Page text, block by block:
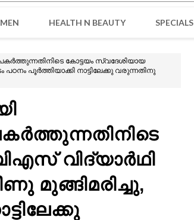
HEALTH N BEAUTY SPECIALS
കോട്ടയം സ്വദേശിയായ
പൂർത്തിയാക്കി നാട്ടിലേക്കു വരുന്നതിനു
വിദ്യാർഥി
മുങ്ങിമരിച്ചു,